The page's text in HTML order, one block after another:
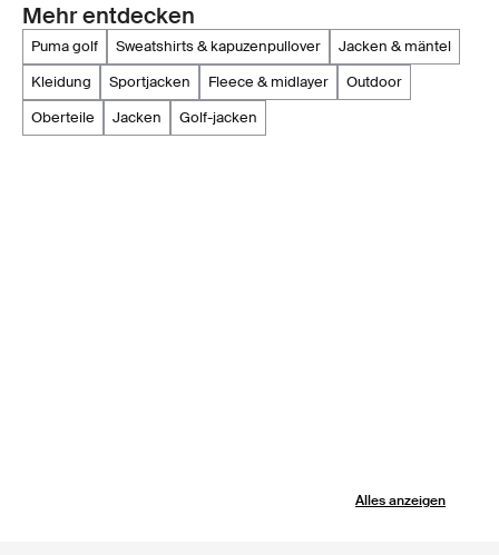
Mehr entdecken
puma golf sweatshirts & kapuzenpullover
jacken & mäntel
kleidung
sportjacken fleece & midlayer
outdoor
oberteile
jacken golf-jacken
Alles anzeigen